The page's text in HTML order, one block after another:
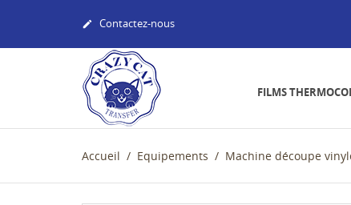
 Contactez-nous
FILMS
Accueil Equipements Machine découpe